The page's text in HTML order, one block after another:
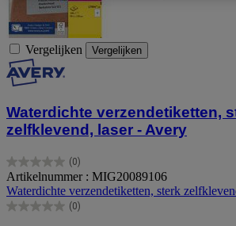
Vergelijken Vergelijken
Waterdichte verzendetiketten,
zelfklevend, laser - Avery
(0)
0.0
van
de
5
Artikelnummer : MIG20089106
Waterdichte verzendetiketten, sterk
(0)
0.0